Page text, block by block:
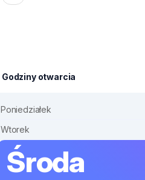
Godziny otwarcia
Poniedziałek
Wtorek
Środa